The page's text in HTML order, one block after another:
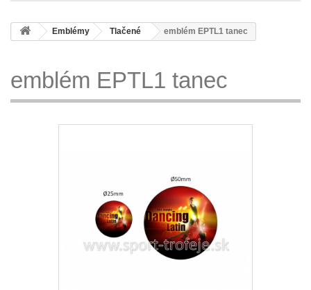
Emblémy Tlačené emblém EPTL1 tanec
emblém EPTL1 tanec